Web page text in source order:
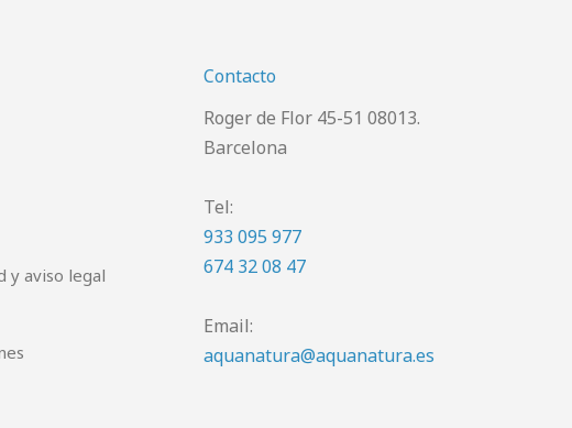
y aviso legal
Contacto
Roger de Flor 45-51 08013.
Barcelona
Tel:
933 095 977
674 32 08 47
Email:
aquanatura@aquanatura.es